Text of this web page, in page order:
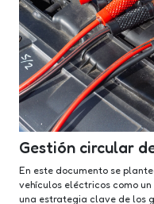
Gestión circular
En este documento se
vehículos eléctricos como
una estrategia clave de los